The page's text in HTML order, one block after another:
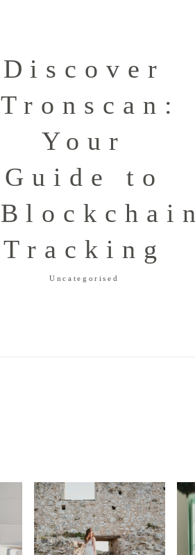
Discover
Tronscan:
Your
Guide to
Blockchain
Tracking
Uncategorised